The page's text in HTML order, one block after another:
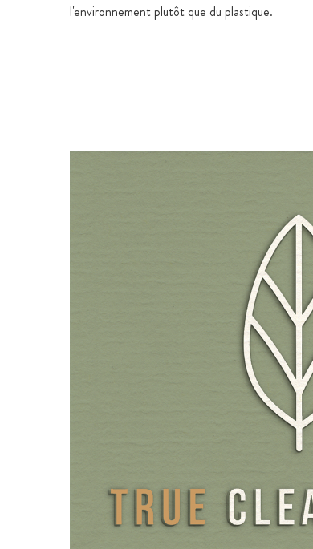
l'environnement plutôt que du plastique.